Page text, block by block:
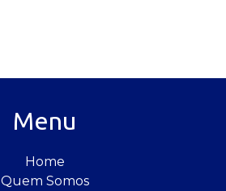
Menu
Home
Quem Somos